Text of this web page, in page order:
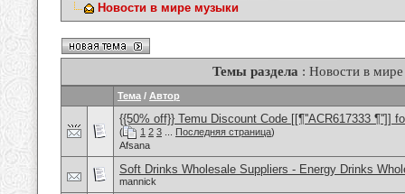
Новости в мире музыки
Темы раздела : Новости в
Тема / Автор
{{50% off}} Temu Discount Code [[¶''ACR617333 ¶'']]
( 1 2 3 Последняя страница)
Afsana
Soft Drinks Wholesale Suppliers - Energy Drinks
mannick